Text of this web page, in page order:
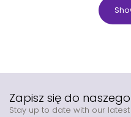
Zapisz się do
Stay up to date with our